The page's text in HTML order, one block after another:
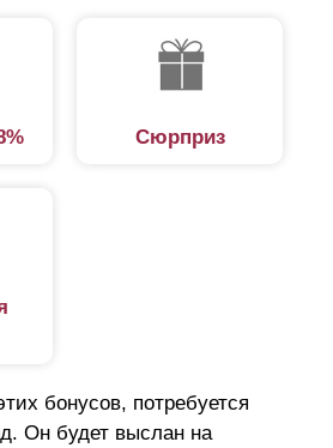
Сюрприз
бонусов, потребуется
Он будет выслан на